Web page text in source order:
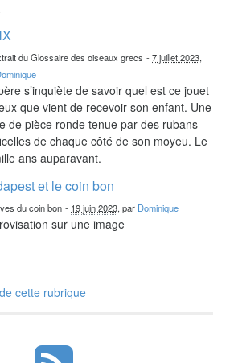
du Glossaire des oiseaux grecs -7 juillet 2023,
s’inquiète de savoir quel est ce jouet
que vient de recevoir son enfant. Une
de pièce ronde tenue par des rubans
de chaque côté de son moyeu. Le
ans auparavant.
et le coin bon
du coin bon - 19 juin 2023, par Dominique
sur une image
cette rubrique